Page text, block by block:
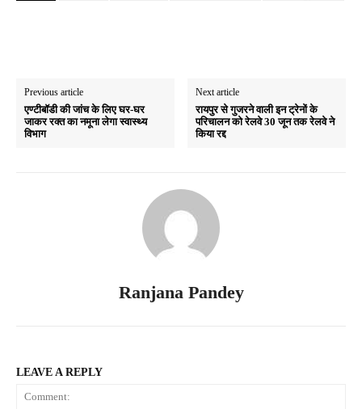
Previous article
एण्टीबॉडी की जांच के लिए घर-घर
जाकर रक्त का नमूना लेगा स्वास्थ्य
विभाग
Next article
रायपुर से गुजरने वाली इन ट्रेनों के
परिचालन को रेलवे 30 जून तक रेलवे ने
किया रद्द
Ranjana Pandey
LEAVE A REPLY